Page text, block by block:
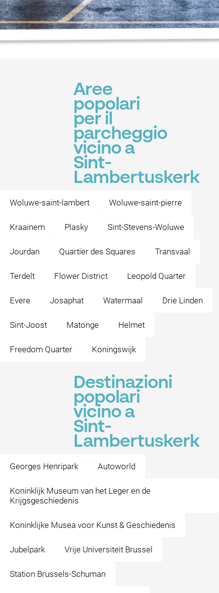
Aree
popolari
per il
parcheggio
vicino a
Sint-
Lambertuskerk
Woluwe-saint-lambert Woluwe-saint-pierre
Kraainem Plasky Sint-Stevens-Woluwe
Jourdan Quartier des Squares Transvaal
Terdelt Flower District Leopold Quarter
Evere Josaphat Watermaal Drie Linden
Sint-Joost Matonge Helmet
Freedom Quarter Koningswijk
Destinazioni
popolari
vicino a
Sint-
Lambertuskerk
Georges Henripark Autoworld
Koninklijk Museum van het Leger en de
Krijgsgeschiedenis
Koninklijke Musea voor Kunst & Geschiedenis
Jubelpark Vrije Universiteit Brussel
Station Brussels-Schuman